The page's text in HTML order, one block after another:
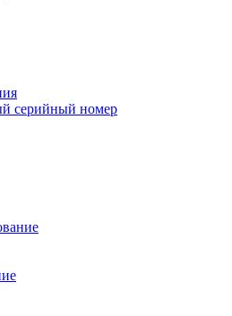
серийный номер